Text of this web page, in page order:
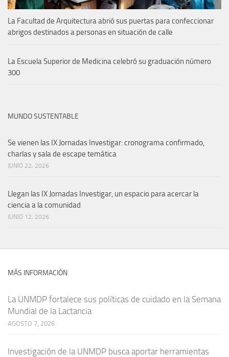
La Facultad de Arquitectura abrió sus puertas para confeccionar
abrigos destinados a personas en situación de calle
La Escuela Superior de Medicina celebró su graduación número
300
MUNDO SUSTENTABLE
Se vienen las IX Jornadas Investigar: cronograma confirmado,
charlas y sala de escape temática
JUNIO 22, 2026
Llegan las IX Jornadas Investigar, un espacio para acercar la
ciencia a la comunidad
JUNIO 12, 2026
MÁS INFORMACIÓN
La UNMDP fortalece sus políticas de cuidado en la Semana
Mundial de la Lactancia
AGOSTO 7, 2026
Investigación de la UNMDP busca aportar herramientas